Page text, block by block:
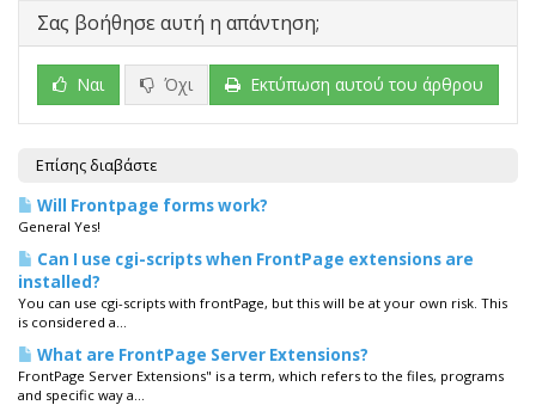
Σας βοήθησε αυτή η απάντηση;
Ναι Όχι Εκτύπωση αυτού του άρθρου
Επίσης διαβάστε
Will Frontpage forms work?
General Yes!
Can I use cgi-scripts when FrontPage extensions are
installed?
You can use cgi-scripts with frontPage, but this will be at your own risk. This
is considered a...
What are FrontPage Server Extensions?
FrontPage Server Extensions" is a term, which refers to the files, programs
and specific way a...